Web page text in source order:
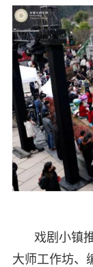
戏剧小镇
大师工作坊、